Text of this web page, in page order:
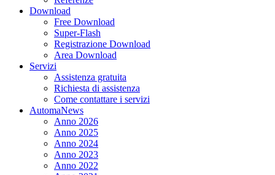
Download
Free Download
Super-Flash
Registrazione Download
Area Download
Servizi
Assistenza gratuita
Richiesta di assistenza
Come contattare i servizi
AutomaNews
Anno 2026
Anno 2025
Anno 2024
Anno 2023
Anno 2022